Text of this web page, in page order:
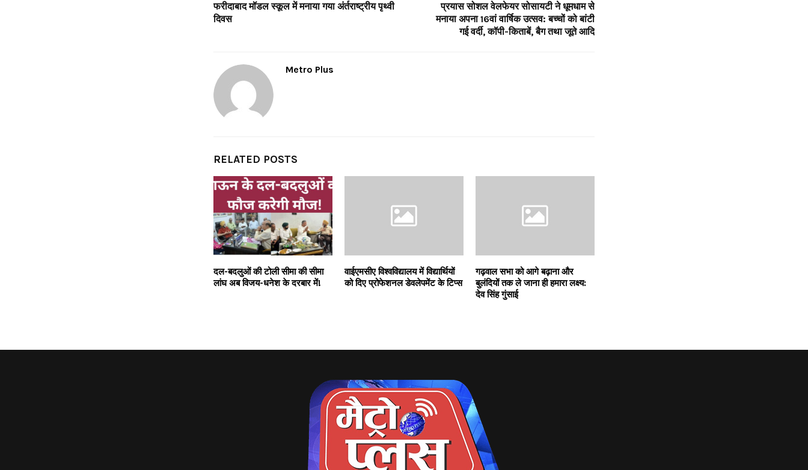
फरीदाबाद मॉडल स्कूल में मनाया गया अंर्तराष्ट्रीय पृथ्वी
दिवस
प्रयास सोशल वेलफेयर सोसायटी ने धूमधाम से
मनाया अपना 16वां वार्षिक उत्सव: बच्चों को बांटी
गई वर्दी, कॉपी-किताबें, बैग तथा जूते आदि
Metro Plus
RELATED POSTS
दल-बदलुओं की टोली सीमा की सीमा
लांघ अब विजय-धनेश के दरबार में!
वाईएमसीए विश्वविद्यालय में विद्यार्थियों
को दिए प्रोफेशनल डेवलेपमेंट के टिप्स
गढ़वाल सभा को आगे बढ़ाना और
बुलंदियों तक ले जाना ही हमारा लक्ष्य:
देव सिंह गुंसाई